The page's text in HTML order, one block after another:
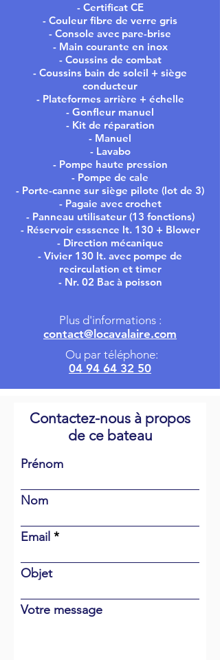
- Certificat CE
- Couleur fibre de verre gris
- Console avec pare-brise
- Main courante en inox
- Coussins de combat
- Coussins bain de soleil + siège
conducteur
- Plateformes arrière + échelle
- Gonfleur manuel
- Kit de réparation
- Manuel
- Lavabo
- Pompe haute pression
- Pompe de cale
- Porte-canne sur siège pilote (lot de 3)
- Pagaie avec crochet
- Panneau utilisateur (13 fonctions)
- Réservoir esssence lt. 130 + Blower
- Direction mécanique
- Vivier 130 lt. avec pompe de
recirculation et timer
- Nr. 02 Bac à poisson
Plus d'informations :
contact@locavalaire.com
Ou par téléphone:
04 94 64 32 50
Contactez-nous à propos
de ce bateau
Prénom
Nom
Email
Objet
Votre message